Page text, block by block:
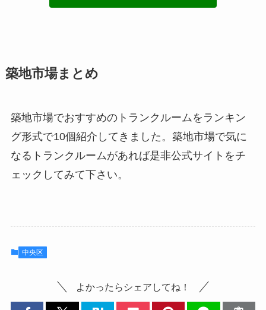
築地市場まとめ
築地市場でおすすめのトランクルームをランキン
グ形式で10個紹介してきました。築地市場で気に
なるトランクルームがあれば是非公式サイトをチ
ェックしてみて下さい。
中央区
よかったらシェアしてね！